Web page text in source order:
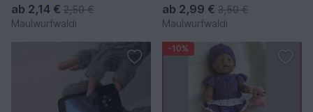
ab 2,14 € 2,50 €
Maulwurfwaldi
ab 2,99 € 3,50 €
Maulwurfwaldi
-10%